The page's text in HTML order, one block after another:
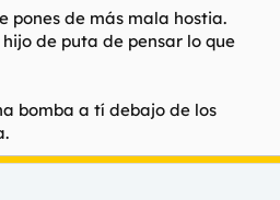
pones de más mala hostia.
de puta de pensar lo que
bomba a tí debajo de los